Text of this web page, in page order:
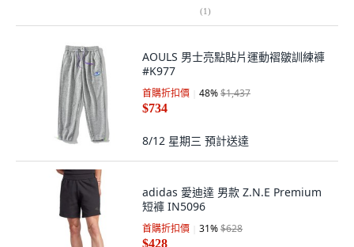
(1)
AOULS 男士亮點貼片運動褶皺訓練褲
#K977
首購折扣價 48%$1,437
$734
8/12 星期三 預計送達
adidas 愛迪達 男款 Z.N.E Premium
短褲 IN5096
首購折扣價 31%$628
$428